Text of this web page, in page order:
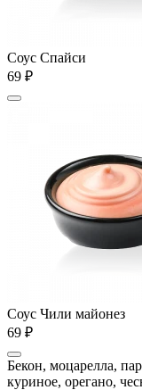
Соус Спайси
69 ₽
Соус Чили майонез
69 ₽
Бекон, моцарелла,
куриное, орегано,